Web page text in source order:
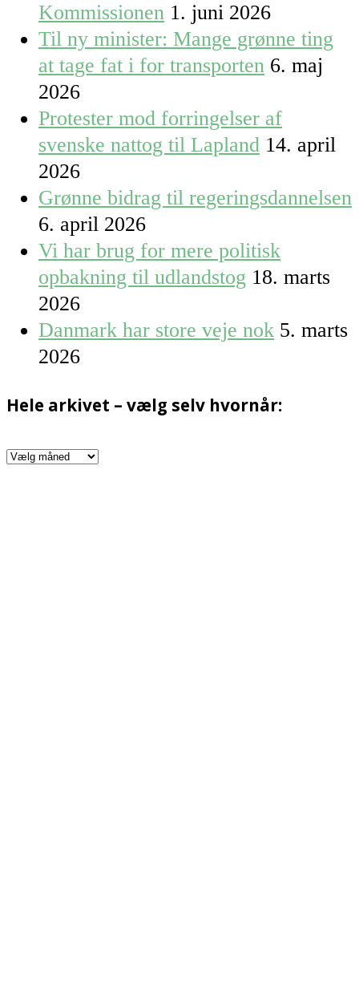
Kommissionen 1. juni 2026
Til ny minister: Mange grønne ting
at tage fat i for transporten 6. maj
2026
Protester mod forringelser af
svenske nattog til Lapland 14. april
2026
Grønne bidrag til regeringsdannelsen
6. april 2026
Vi har brug for mere politisk
opbakning til udlandstog 18. marts
2026
Danmark har store veje nok 5. marts
2026
Hele arkivet – vælg selv hvornår:
Hele